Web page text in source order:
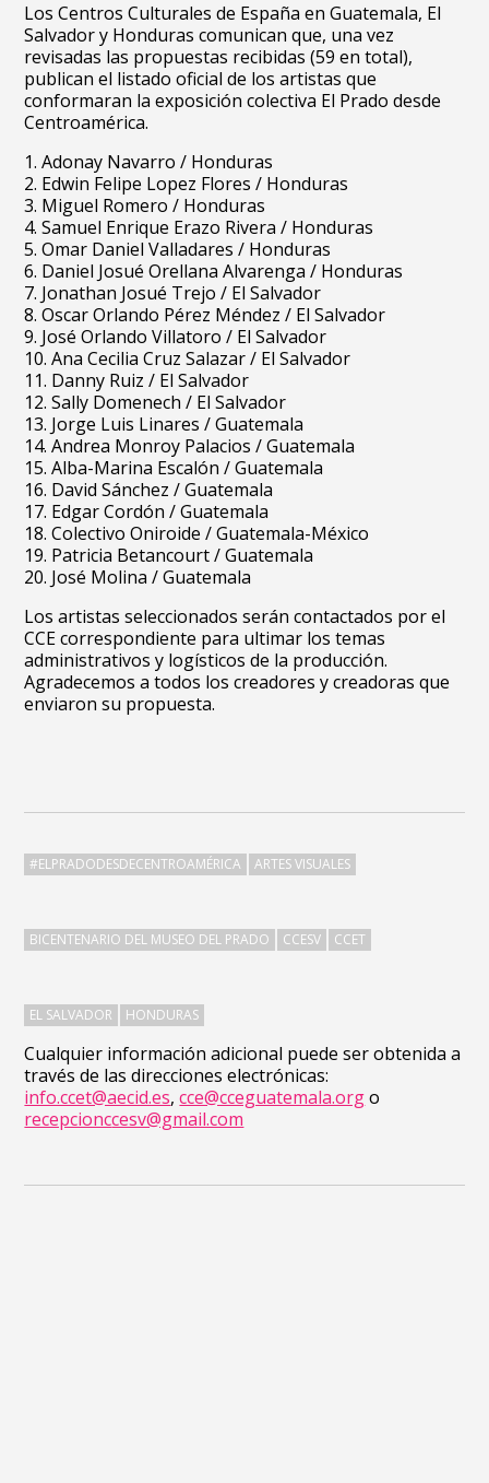
Cualquier información adicional puede ser obtenida a
través de las direcciones electrónicas:
info.ccet@aecid.es,cce@cceguatemala.orgo
recepcionccesv@gmail.com
Los Centros Culturales de España en Guatemala, El
Salvador y Honduras comunican que, una vez
revisadas las propuestas recibidas (59 en total),
publican el listado oficial de los artistas que
conformaran la exposición colectiva El Prado desde
Centroamérica.
1. Adonay Navarro / Honduras
2. Edwin Felipe Lopez Flores / Honduras
3. Miguel Romero / Honduras
4. Samuel Enrique Erazo Rivera / Honduras
5. Omar Daniel Valladares / Honduras
6. Daniel Josué Orellana Alvarenga / Honduras
7. Jonathan Josué Trejo / El Salvador
8. Oscar Orlando Pérez Méndez / El Salvador
9. José Orlando Villatoro / El Salvador
10. Ana Cecilia Cruz Salazar / El Salvador
11. Danny Ruiz / El Salvador
12. Sally Domenech / El Salvador
13. Jorge Luis Linares / Guatemala
14. Andrea Monroy Palacios / Guatemala
15. Alba-Marina Escalón / Guatemala
16. David Sánchez / Guatemala
17. Edgar Cordón / Guatemala
18. Colectivo Oniroide / Guatemala-México
19. Patricia Betancourt / Guatemala
20. José Molina / Guatemala
Los artistas seleccionados serán contactados por el
CCE correspondiente para ultimar los temas
administrativos y logísticos de la producción.
Agradecemos a todos los creadores y creadoras que
enviaron su propuesta.
#ELPRADODESDECENTROAMÉRICA ARTES VISUALES
BICENTENARIO DEL MUSEO DEL PRADO CCESV CCET
EL SALVADOR HONDURAS